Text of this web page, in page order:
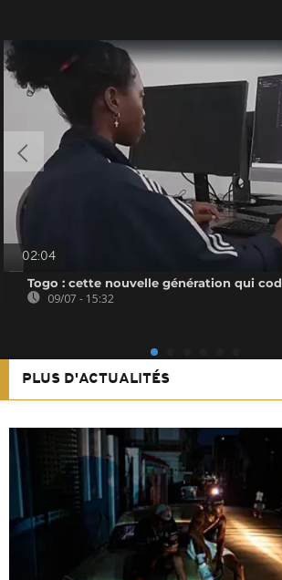
02:04
Togo : cette nouvelle génération qui
09/07 - 15:32
PLUS D'ACTUALITÉS